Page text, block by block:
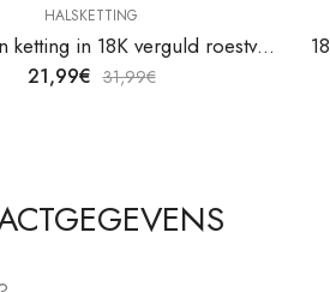
HALSKETTING
Halve maan ketting in 18K verguld roestvrij staal van V&F Juweliers
21,99€ 31,99€